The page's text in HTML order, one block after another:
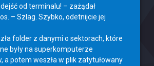
od terminalu! – zażądał
– Szlag. Szybko, odetnijcie jej
folder z danymi o sektorach, które
były na superkomputerze
a potem weszła w plik zatytułowany